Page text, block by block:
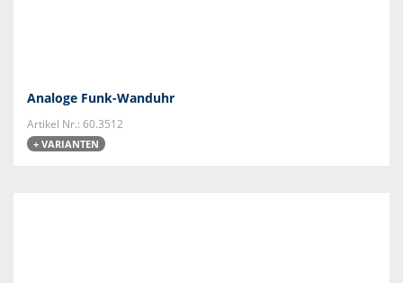
Analoge Funk-Wanduhr
Artikel Nr.: 60.3512
+ VARIANTEN